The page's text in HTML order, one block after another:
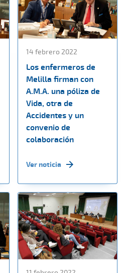
14 febrero 2022
Los enfermeros de
Melilla firman con
A.M.A. una póliza de
Vida, otra de
Accidentes y un
convenio de
colaboración
Ver noticia